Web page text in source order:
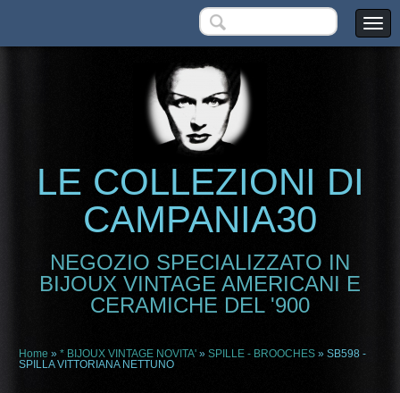
LE COLLEZIONI DI
CAMPANIA30
NEGOZIO SPECIALIZZATO IN
BIJOUX VINTAGE AMERICANI E
CERAMICHE DEL '900
Home » * BIJOUX VINTAGE NOVITA' » SPILLE - BROOCHES » SB598 -
SPILLA VITTORIANA NETTUNO